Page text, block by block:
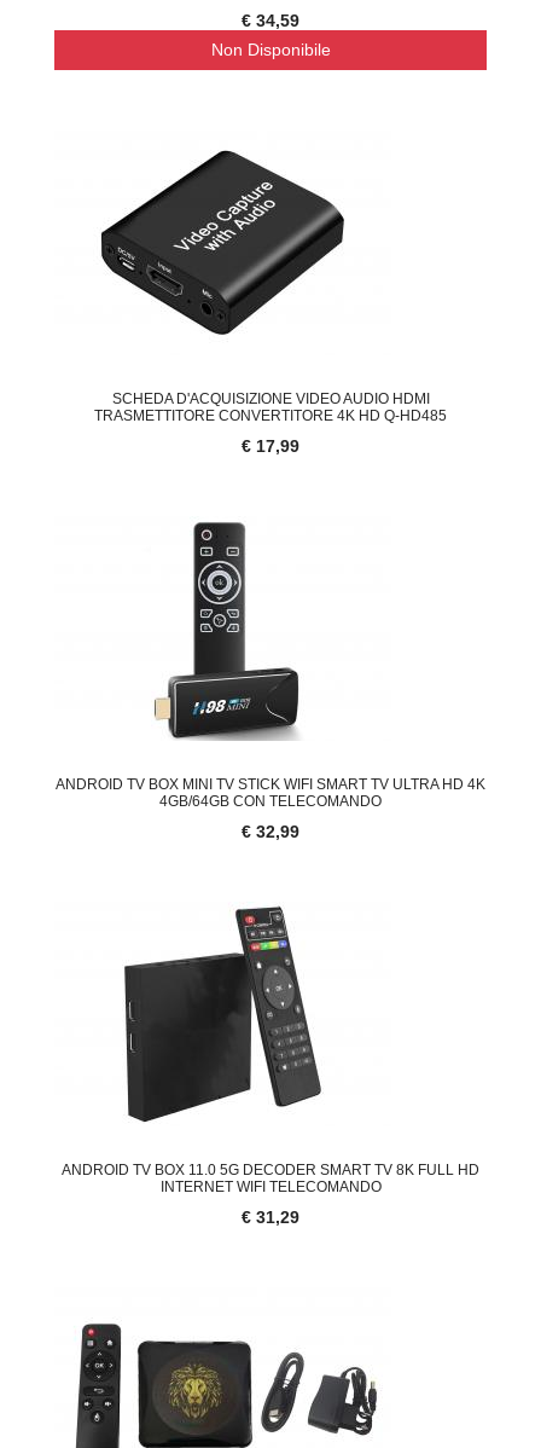
€ 34,59
Non Disponibile
SCHEDA D'ACQUISIZIONE VIDEO AUDIO HDMI
TRASMETTITORE CONVERTITORE 4K HD Q-HD485
€ 17,99
ANDROID TV BOX MINI TV STICK WIFI SMART TV ULTRA HD 4K
4GB/64GB CON TELECOMANDO
€ 32,99
ANDROID TV BOX 11.0 5G DECODER SMART TV 8K FULL HD
INTERNET WIFI TELECOMANDO
€ 31,29